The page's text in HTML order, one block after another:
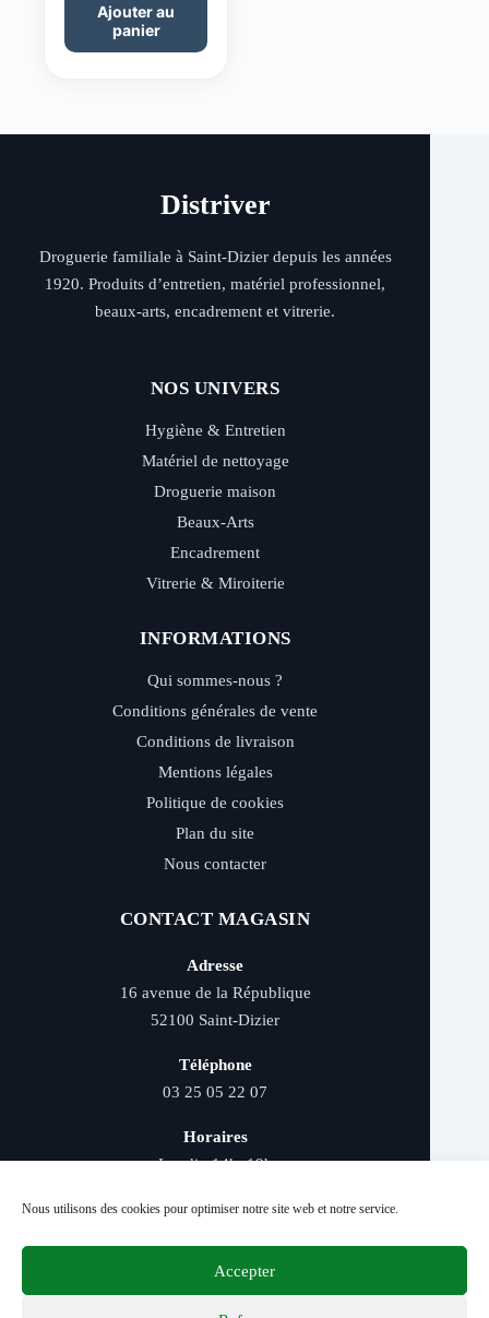
Nous utilisons des cookies pour optimiser notre site web et notre service.
Accepter
Ajouter au
panier
Distriver
Droguerie familiale à Saint-Dizier depuis les années
1920. Produits d’entretien, matériel professionnel,
beaux-arts, encadrement et vitrerie.
NOS UNIVERS
Hygiène & Entretien
Matériel de nettoyage
Droguerie maison
Beaux-Arts
Encadrement
Vitrerie & Miroiterie
INFORMATIONS
Qui sommes-nous ?
Conditions générales de vente
Conditions de livraison
Mentions légales
Politique de cookies
Plan du site
Nous contacter
CONTACT MAGASIN
Adresse
16 avenue de la République
52100 Saint-Dizier
Téléphone
03 25 05 22 07
Horaires
Lundi : 14h–19h
Livraison rapide - Retrait magasin - Paiement